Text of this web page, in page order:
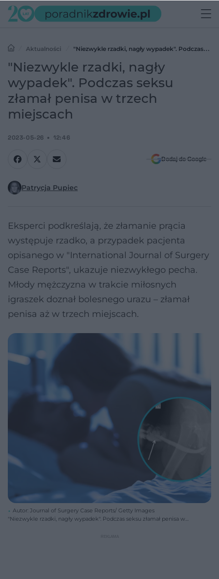
Aktualności
"Niezwykle rzadki, nagły wypadek". Podczas
seksu złamał penisa w trzech miejscach
"Niezwykle rzadki, nagły
wypadek". Podczas seksu
złamał penisa w trzech
miejscach
2023-05-26 12:46
Dodaj do Google
Patrycja Pupiec
Eksperci podkreślają, że złamanie prącia
występuje rzadko, a przypadek pacjenta
opisanego w "International Journal of Surgery
Case Reports", ukazuje niezwykłego pecha.
Młody mężczyzna w trakcie miłosnych
igraszek doznał bolesnego urazu – złamał
penisa aż w trzech miejscach.
Autor: Journal of Surgery Case Reports/ Getty Images
"Niezwykle rzadki, nagły wypadek". Podczas seksu złamał penisa w